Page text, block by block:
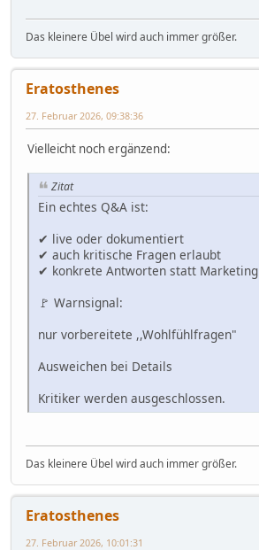
Das kleinere Übel wird auch immer größer.
Eratosthenes
27. Februar 2026, 09:38:36
Vielleicht noch ergänzend:
Zitat
Ein echtes Q&A ist:
✔ live oder dokumentiert
✔ auch kritische Fragen erlaubt
✔ konkrete Antworten statt Marketing
🚩 Warnsignal:
nur vorbereitete ,,Wohlfühlfragen"
Ausweichen bei Details
Kritiker werden ausgeschlossen.
Das kleinere Übel wird auch immer größer.
Eratosthenes
27. Februar 2026, 10:01:31